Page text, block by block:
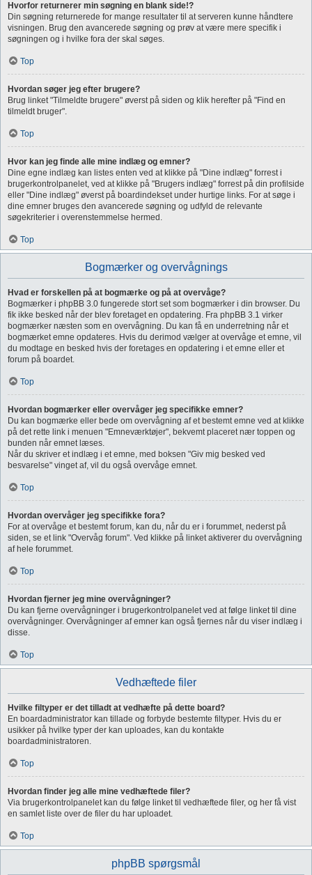
Hvorfor returnerer min søgning en blank side!?
Din søgning returnerede for mange resultater til at serveren kunne håndtere
visningen. Brug den avancerede søgning og prøv at være mere specifik i
søgningen og i hvilke fora der skal søges.
Top
Hvordan søger jeg efter brugere?
Brug linket "Tilmeldte brugere" øverst på siden og klik herefter på "Find en
tilmeldt bruger".
Top
Hvor kan jeg finde alle mine indlæg og emner?
Dine egne indlæg kan listes enten ved at klikke på "Dine indlæg" forrest i
brugerkontrolpanelet, ved at klikke på "Brugers indlæg" forrest på din profilside
eller "Dine indlæg" øverst på boardindekset under hurtige links. For at søge i
dine emner bruges den avancerede søgning og udfyld de relevante
søgekriterier i overenstemmelse hermed.
Top
Bogmærker og overvågnings
Hvad er forskellen på at bogmærke og på at overvåge?
Bogmærker i phpBB 3.0 fungerede stort set som bogmærker i din browser. Du
fik ikke besked når der blev foretaget en opdatering. Fra phpBB 3.1 virker
bogmærker næsten som en overvågning. Du kan få en underretning når et
bogmærket emne opdateres. Hvis du derimod vælger at overvåge et emne, vil
du modtage en besked hvis der foretages en opdatering i et emne eller et
forum på boardet.
Top
Hvordan bogmærker eller overvåger jeg specifikke emner?
Du kan bogmærke eller bede om overvågning af et bestemt emne ved at klikke
på det rette link i menuen "Emneværktøjer", bekvemt placeret nær toppen og
bunden når emnet læses.
Når du skriver et indlæg i et emne, med boksen "Giv mig besked ved
besvarelse" vinget af, vil du også overvåge emnet.
Top
Hvordan overvåger jeg specifikke fora?
For at overvåge et bestemt forum, kan du, når du er i forummet, nederst på
siden, se et link "Overvåg forum". Ved klikke på linket aktiverer du overvågning
af hele forummet.
Top
Hvordan fjerner jeg mine overvågninger?
Du kan fjerne overvågninger i brugerkontrolpanelet ved at følge linket til dine
overvågninger. Overvågninger af emner kan også fjernes når du viser indlæg i
disse.
Top
Vedhæftede filer
Hvilke filtyper er det tilladt at vedhæfte på dette board?
En boardadministrator kan tillade og forbyde bestemte filtyper. Hvis du er
usikker på hvilke typer der kan uploades, kan du kontakte
boardadministratoren.
Top
Hvordan finder jeg alle mine vedhæftede filer?
Via brugerkontrolpanelet kan du følge linket til vedhæftede filer, og her få vist
en samlet liste over de filer du har uploadet.
Top
phpBB spørgsmål